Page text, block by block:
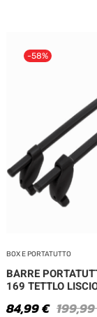
-58%
BOX E PORTATUTTO
BARRE
169 TETTLO
199,99
84,99€